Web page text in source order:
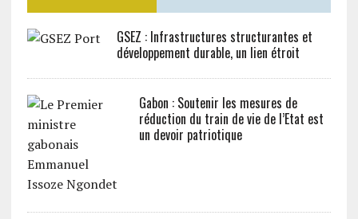
GSEZ : Infrastructures structurantes et
développement durable, un lien étroit
Gabon : Soutenir les mesures de
réduction du train de vie de l’Etat est
un devoir patriotique